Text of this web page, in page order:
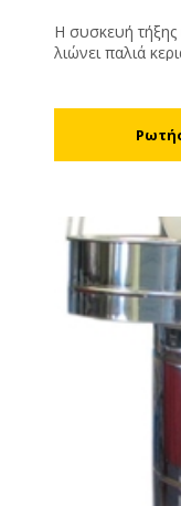
Η συσκευή τήξης
λιώνει παλιά
βρίσκεται κάτω
τήξης. Αυτό
η οποία μειώνει
χρόνο τήξης
κηρήθρες
κηρηθρών
στον ατμό +
ηλικία των
50+ αποικίες
διάμετρος:
30-35
- εσωτερικό
Ισχύς
χωρητικότητα
ενέργειας:
ατσάλι EN